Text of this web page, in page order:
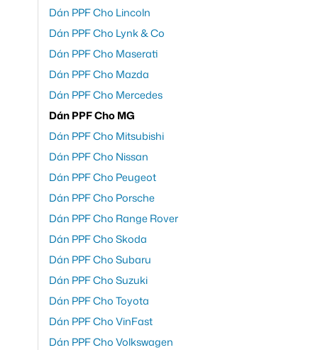
Dán PPF Cho Lincoln
Dán PPF Cho Lynk & Co
Dán PPF Cho Maserati
Dán PPF Cho Mazda
Dán PPF Cho Mercedes
Dán PPF Cho MG
Dán PPF Cho Mitsubishi
Dán PPF Cho Nissan
Dán PPF Cho Peugeot
Dán PPF Cho Porsche
Dán PPF Cho Range Rover
Dán PPF Cho Skoda
Dán PPF Cho Subaru
Dán PPF Cho Suzuki
Dán PPF Cho Toyota
Dán PPF Cho VinFast
Dán PPF Cho Volkswagen